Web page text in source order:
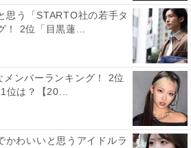
イメージがあって、力強さを感
30代女性／石川県）
思う「STARTO社の若手タ
！ 2位「目黒蓮...
メンバーランキング！ 2位
位は？【20...
かわいいと思うアイドルラ